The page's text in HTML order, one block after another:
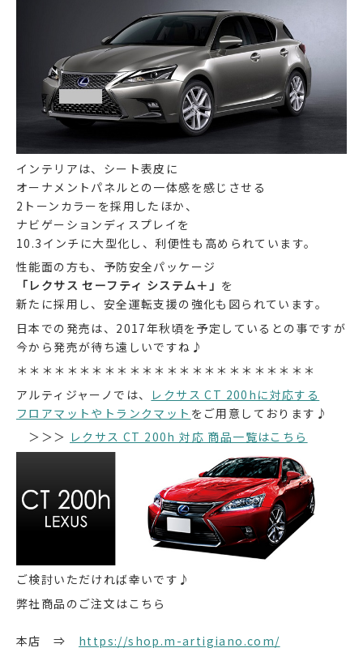
インテリアは、シート表皮に
オーナメントパネルとの一体感を感じさせる
2トーンカラーを採用したほか、
ナビゲーションディスプレイを
10.3インチに大型化し、利便性も高められています。
性能面の方も、予防安全パッケージ
「レクサス セーフティ システム＋」 を
新たに採用し、安全運転支援の強化も図られています。
日本での発売は、2017年秋頃を予定しているとの事ですが
今から発売が待ち遠しいですね♪
＊＊＊＊＊＊＊＊＊＊＊＊＊＊＊＊＊＊＊＊＊＊＊＊
アルティジャーノでは、
レクサス CT 200hに対応する
フロアマットやトランクマット をご用意しております♪
＞＞＞ レクサス CT 200h 対応 商品一覧はこちら
ご検討いただければ幸いです♪
弊社商品のご注文はこちら
本店 ⇒ https://shop.m-artigiano.com/